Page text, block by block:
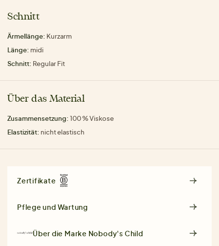
Schnitt
Ärmellänge: Kurzarm
Länge: midi
Schnitt: Regular Fit
Über das Material
Zusammensetzung: 100 % Viskose
Elastizität: nicht elastisch
Zertifikate
Pflege und Wartung
Über die Marke Nobody's Child